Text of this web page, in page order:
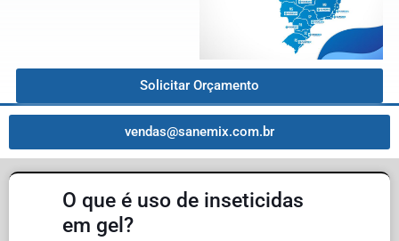
Solicitar Orçamento
vendas@sanemix.com.br
O que é uso de inseticidas
em gel?